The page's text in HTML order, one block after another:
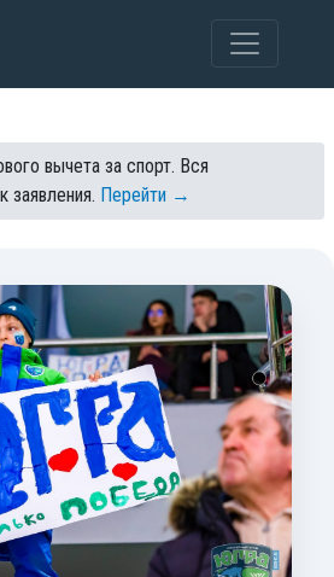
вычета за спорт. Вся
заявления. Перейти →